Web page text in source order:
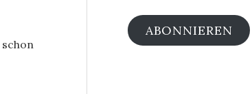
ABONNIEREN